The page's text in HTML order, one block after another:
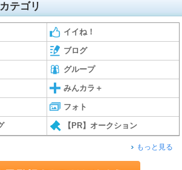
テゴリ
イイね！
ブログ
グループ
みんカラ＋
フォト
【PR】オークション
もっと見る